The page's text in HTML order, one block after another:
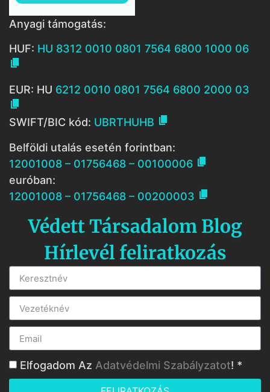
Anyagi támogatás:
HUF: HU 8312 0010 0801 7564 6800 1000 06

EUR: HU 6212 0010 0801 7564 6800 2000 03

SWIFT/BIC kód: UBRTHUHB 
Belföldi utalás esetén forintban:
12001008 – 01756468 – 00100006 
euróban:
12001008 – 01756468 – 00200003 
Védett Társadalom Blog
Hírlevél feliratkozás
Elfogadom Az Adatvédelmi Szabályzatot! *